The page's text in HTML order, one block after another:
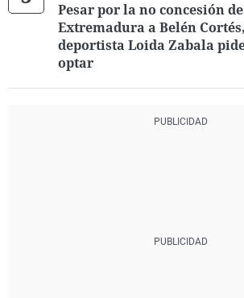
Pesar por la no concesión
Extremadura a Belén
deportista Loida Zabala
optar